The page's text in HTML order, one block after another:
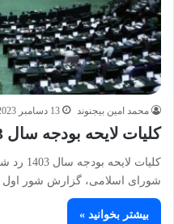
محمد امین بیجنوند 13 دسامبر 2023
کلیات لایحه بودجه سال 1403 رد شد
کلیات
شورای اسلامی، گزارش شور اول
بیشتر بخوانید »